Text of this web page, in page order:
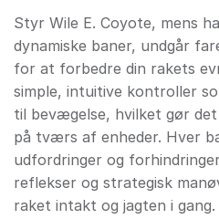
Styr Wile E. Coyote, mens
dynamiske baner, undgår
for at forbedre din rakets
simple, intuitive kontroller
til bevægelse, hvilket gør
på tværs af enheder. Hver
udfordringer og
reflekser og strategisk
raket intakt og jagten i gang.